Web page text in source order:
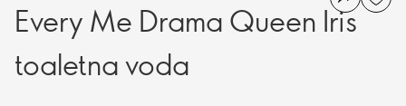
Every Me Drama Queen Iris
toaletna voda